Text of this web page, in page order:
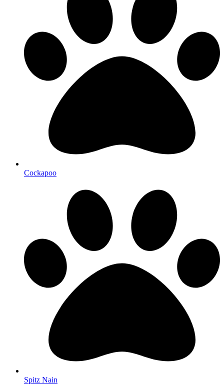
Cockapoo
Spitz Nain